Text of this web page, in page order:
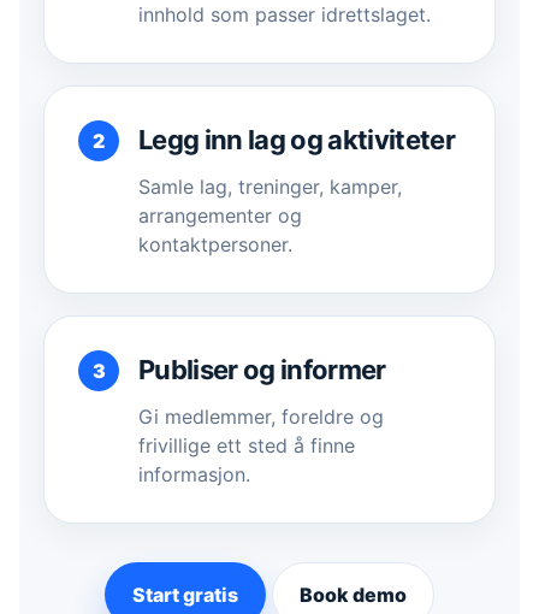
innhold som passer idrettslaget.
Legg inn lag og aktiviteter
Samle lag, treninger, kamper,
arrangementer og
kontaktpersoner.
Publiser og informer
Gi medlemmer, foreldre og
frivillige ett sted å finne
informasjon.
Start gratis Book demo